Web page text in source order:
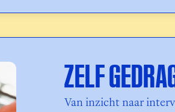
ZELF
Van inzicht naar